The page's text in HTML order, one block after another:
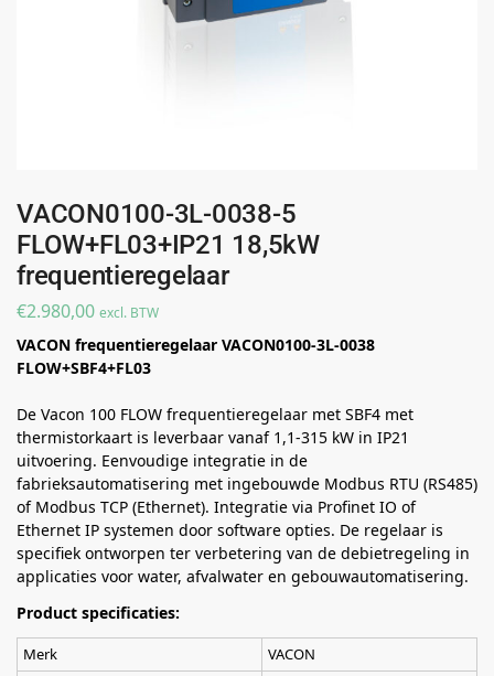
VACON0100-3L-0038-5
FLOW+FL03+IP21 18,5kW
frequentieregelaar
€2.980,00 excl. BTW
VACON frequentieregelaar VACON0100-3L-0038
FLOW+SBF4+FL03
De Vacon 100 FLOW frequentieregelaar met SBF4 met
thermistorkaart is leverbaar vanaf 1,1-315 kW in IP21
uitvoering. Eenvoudige integratie in de
fabrieksautomatisering met ingebouwde Modbus RTU (RS485)
of Modbus TCP (Ethernet). Integratie via Profinet IO of
Ethernet IP systemen door software opties. De regelaar is
specifiek ontworpen ter verbetering van de debietregeling in
applicaties voor water, afvalwater en gebouwautomatisering.
Product specificaties:
Merk
VACON